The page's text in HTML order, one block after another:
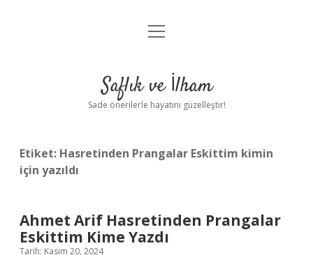
Anasayfa
Yasal Uyarı
menüyü
Saflık ve İlham
Sade önerilerle hayatını güzelleştir!
Etiket: Hasretinden Prangalar Eskittim kimin
için yazıldı
Ahmet Arif Hasretinden Prangalar
Eskittim Kime Yazdı
Tarih: Kasım 20, 2024